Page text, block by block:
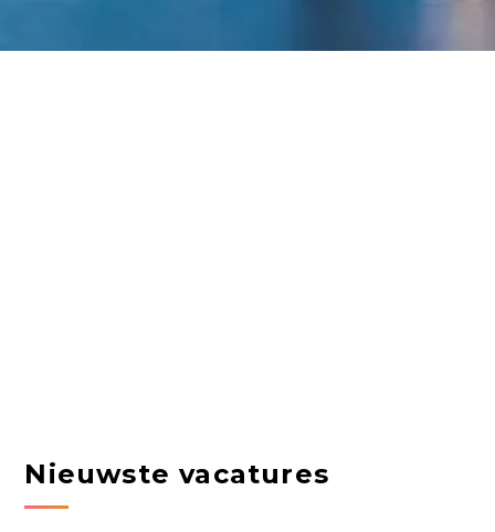
Nieuwste vacatures